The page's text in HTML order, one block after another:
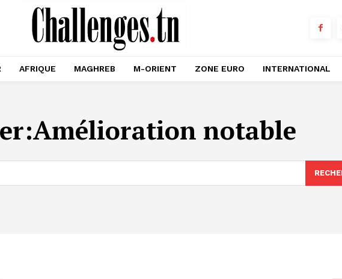
AFRIQUE MAGHREB M-ORIENT ZONE EURO INTERNATIONAL
Amélioration notable